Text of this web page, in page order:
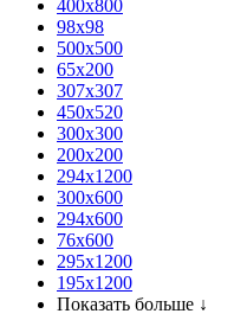
400х800
98x98
500x500
65x200
307x307
450x520
300x300
200x200
294x1200
300x600
294x600
76х600
295х1200
195х1200
Показать больше ↓